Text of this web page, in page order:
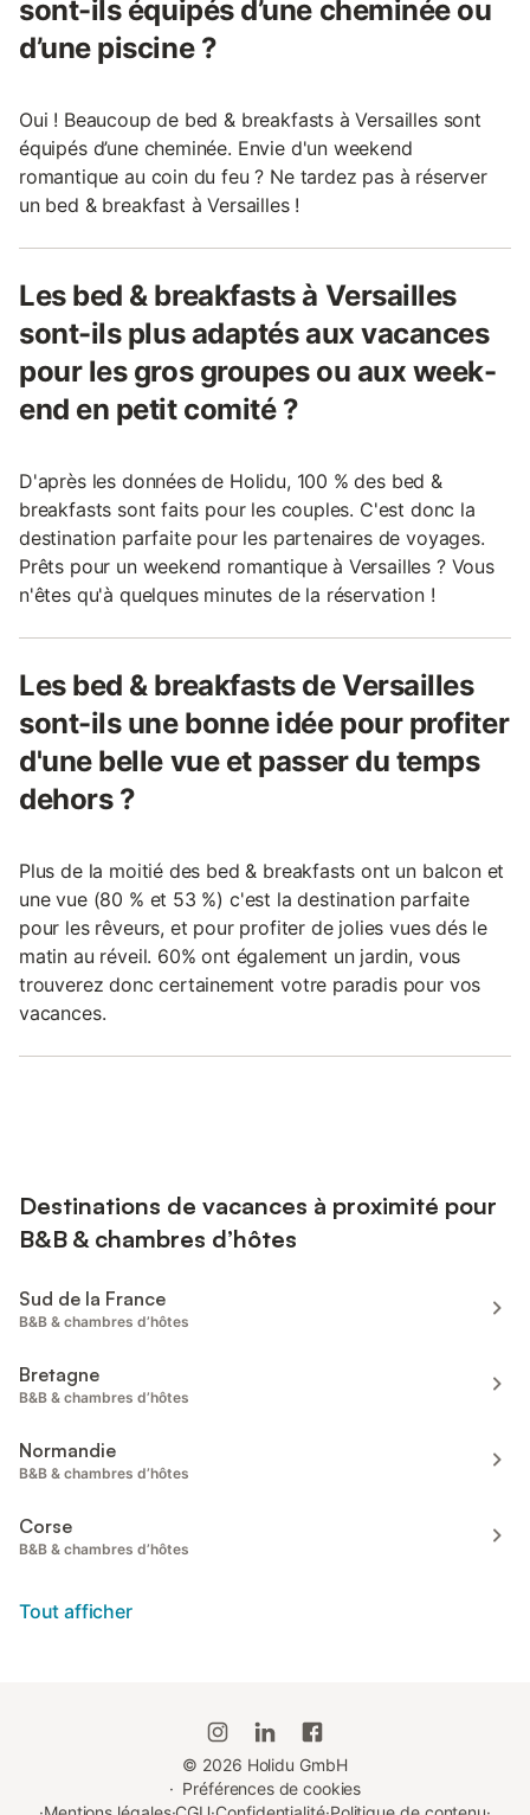
sont-ils équipés d’une cheminée ou
d’une piscine ?
Oui ! Beaucoup de bed & breakfasts à Versailles sont
équipés d’une cheminée. Envie d'un weekend
romantique au coin du feu ? Ne tardez pas à réserver
un bed & breakfast à Versailles !
Les bed & breakfasts à Versailles
sont-ils plus adaptés aux vacances
pour les gros groupes ou aux week-
end en petit comité ?
D'après les données de Holidu, 100 % des bed &
breakfasts sont faits pour les couples. C'est donc la
destination parfaite pour les partenaires de voyages.
Prêts pour un weekend romantique à Versailles ? Vous
n'êtes qu'à quelques minutes de la réservation !
Les bed & breakfasts de Versailles
sont-ils une bonne idée pour profiter
d'une belle vue et passer du temps
dehors ?
Plus de la moitié des bed & breakfasts ont un balcon et
une vue (80 % et 53 %) c'est la destination parfaite
pour les rêveurs, et pour profiter de jolies vues dés le
matin au réveil. 60% ont également un jardin, vous
trouverez donc certainement votre paradis pour vos
vacances.
Destinations de vacances à proximité pour
B&B & chambres d’hôtes
Sud de la France
B&B & chambres d’hôtes
Bretagne
B&B & chambres d’hôtes
Normandie
B&B & chambres d’hôtes
Corse
B&B & chambres d’hôtes
Tout afficher
© 2026 Holidu GmbH
· Préférences de cookies